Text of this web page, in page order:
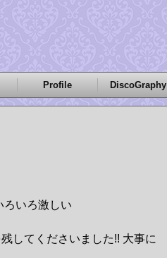
Profile DiscoGraphy
いろ激しい
してくださいました!! 大事に